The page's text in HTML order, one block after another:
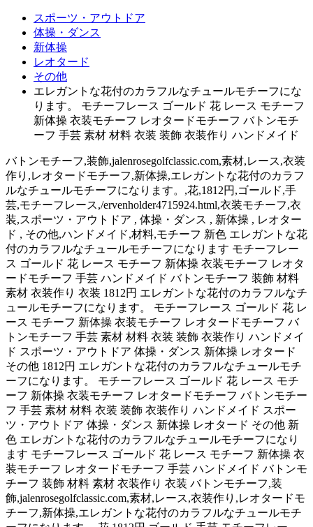
スポーツ・アウトドア
体操・ダンス
新体操
レオタード
その他
エレガントな花付のカラフルなチュールモチーフにな
ります。 モチーフレース ゴールド 花 レース モチーフ
新体操 衣装モチーフ レオタードモチーフ バトンモチ
ーフ 手芸 素材 材料 衣装 装飾 衣装作り ハンドメイド
バトンモチーフ,装飾,jalenrosegolfclassic.com,素材,レース,衣装
作り,レオタードモチーフ,新体操,エレガントな花付のカラフ
ルなチュールモチーフになります。,花,1812円,ゴールド,手
芸,モチーフレース,/ervenholder4715924.html,衣装モチーフ,衣
装,スポーツ・アウトドア , 体操・ダンス , 新体操 , レオター
ド , その他,ハンドメイド,材料,モチーフ 新色 エレガントな花
付のカラフルなチュールモチーフになります モチーフレー
ス ゴールド 花 レース モチーフ 新体操 衣装モチーフ レオタ
ードモチーフ 手芸 ハンドメイド バトンモチーフ 装飾 材料
素材 衣装作り 衣装 1812円 エレガントな花付のカラフルなチ
ュールモチーフになります。 モチーフレース ゴールド 花 レ
ース モチーフ 新体操 衣装モチーフ レオタードモチーフ バ
トンモチーフ 手芸 素材 材料 衣装 装飾 衣装作り ハンドメイ
ド スポーツ・アウトドア 体操・ダンス 新体操 レオタード
その他 1812円 エレガントな花付のカラフルなチュールモチ
ーフになります。 モチーフレース ゴールド 花 レース モチ
ーフ 新体操 衣装モチーフ レオタードモチーフ バトンモチー
フ 手芸 素材 材料 衣装 装飾 衣装作り ハンドメイド スポー
ツ・アウトドア 体操・ダンス 新体操 レオタード その他 新
色 エレガントな花付のカラフルなチュールモチーフになり
ます モチーフレース ゴールド 花 レース モチーフ 新体操 衣
装モチーフ レオタードモチーフ 手芸 ハンドメイド バトンモ
チーフ 装飾 材料 素材 衣装作り 衣装 バトンモチーフ,装
飾,jalenrosegolfclassic.com,素材,レース,衣装作り,レオタードモ
チーフ,新体操,エレガントな花付のカラフルなチュールモチ